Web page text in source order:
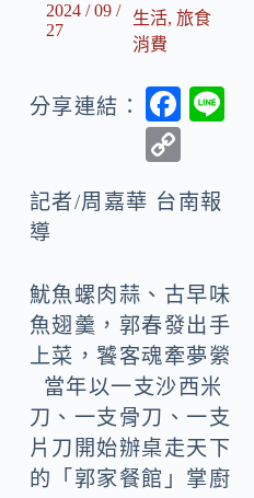
2024 / 09 /
27
生活, 旅食
消費
分享連結：
F
b
o
k
p
Li
n
k
記者/周嘉華 台南報
導
魷魚螺肉蒜、古早味
魚翅羹，郭春發出手
上菜，饕客魂牽夢縈
當年以一支沙西米
刀、一支骨刀、一支
片刀開始辦桌走天下
的「郭家餐館」掌廚